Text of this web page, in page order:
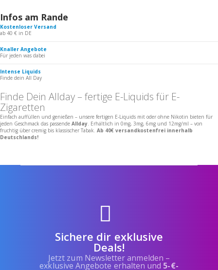
Infos am Rande
Kostenloser Versand
ab 40 € in DE
Knaller Angebote
Für jeden was dabei
Intense Liquids
Finde dein All Day
Finde Dein Allday – fertige E-Liquids für E-
Zigaretten
Einfach auffüllen und genießen – unsere fertigen E-Liquids mit oder ohne Nikotin bieten für
jeden Geschmack das passende Allday. Erhältlich in 0mg, 3mg, 6mg und 12mg/ml – von
fruchtig über cremig bis klassischer Tabak. Ab 40€ versandkostenfrei innerhalb
Deutschlands!
Sichere dir exklusive
Deals!
Jetzt zum Newsletter anmelden –
exklusive Angebote erhalten und 5-€-